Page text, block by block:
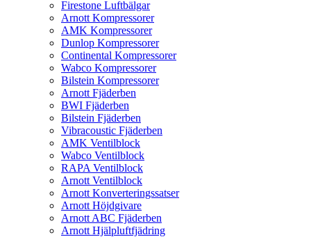
Firestone Luftbälgar
Arnott Kompressorer
AMK Kompressorer
Dunlop Kompressorer
Continental Kompressorer
Wabco Kompressorer
Bilstein Kompressorer
Arnott Fjäderben
BWI Fjäderben
Bilstein Fjäderben
Vibracoustic Fjäderben
AMK Ventilblock
Wabco Ventilblock
RAPA Ventilblock
Arnott Ventilblock
Arnott Konverteringssatser
Arnott Höjdgivare
Arnott ABC Fjäderben
Arnott Hjälpluftfjädring